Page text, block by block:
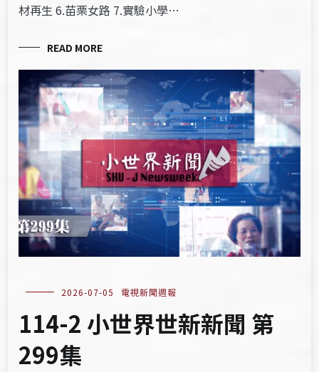
材再生 6.苗栗女路 7.實驗小學…
READ MORE
2026-07-05 電視新聞週報
114-2 小世界世新新聞 第
299集